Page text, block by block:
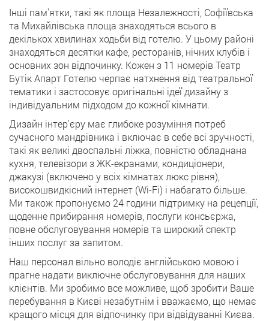
Інші пам'ятки, такі як площа Незалежності, Софіївська
та Михайлівська площа знаходяться всього в
декількох хвилинах ходьби від готелю. У цьому районі
знаходяться десятки кафе, ресторанів, нічних клубів і
основних зон відпочинку. Кожен з 11 номерів Театр
Бутік Апарт Готелю черпає натхнення від театральної
тематики і застосовує оригінальні ідеї дизайну з
індивідуальним підходом до кожної кімнати.
Дизайн інтер'єру має глибоке розуміння потреб
сучасного мандрівника і включає в себе всі зручності,
такі як великі двоспальні ліжка, повністю обладнана
кухня, телевізори з ЖК-екранами, кондиціонери,
джакузі (включено у всіх кімнатах люкс рівня),
високошвидкісний інтернет (Wi-Fi) і набагато більше.
Ми також пропонуємо 24 години підтримку на рецепції,
щоденне прибирання номерів, послуги консьєржа,
повне обслуговування номерів та широкий спектр
інших послуг за запитом.
Наш персонал вільно володіє англійською мовою і
прагне надати виключне обслуговування для наших
клієнтів. Ми зробимо все можливе, щоб зробити Ваше
перебування в Києві незабутнім і вважаємо, що немає
кращого місця для відпочинку при відвідуванні Києва.